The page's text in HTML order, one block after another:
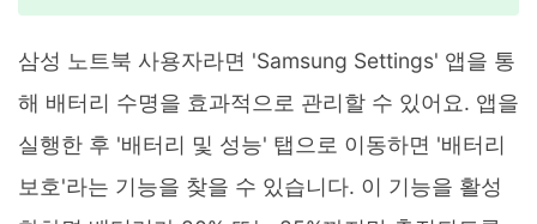
삼성 노트북 사용자라면 'Samsung Settings' 앱을 통
해 배터리 수명을 효과적으로 관리할 수 있어요. 앱을
실행한 후 '배터리 및 성능' 탭으로 이동하면 '배터리
보호'라는 기능을 찾을 수 있습니다. 이 기능을 활성